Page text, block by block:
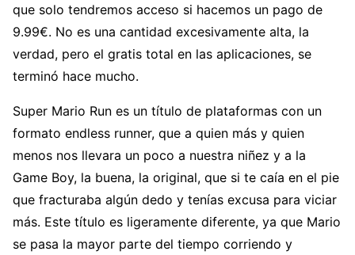
que solo tendremos acceso si hacemos un pago de
9.99€. No es una cantidad excesivamente alta, la
verdad, pero el gratis total en las aplicaciones, se
terminó hace mucho.
Super Mario Run es un título de plataformas con un
formato endless runner, que a quien más y quien
menos nos llevara un poco a nuestra niñez y a la
Game Boy, la buena, la original, que si te caía en el pie
que fracturaba algún dedo y tenías excusa para viciar
más. Este título es ligeramente diferente, ya que Mario
se pasa la mayor parte del tiempo corriendo y